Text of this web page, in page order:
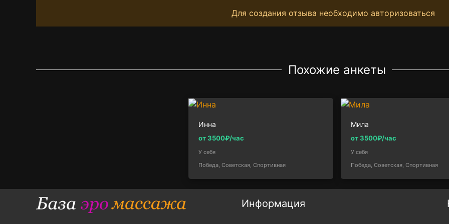
Для создания отзыва необходимо авторизоваться
Похожие анкеты
Инна
от 3500₽/час
У себя
Победа, Советская, Спортивная
Мила
от 3500₽/час
У себя
Победа, Советская, Спортивная
Информация